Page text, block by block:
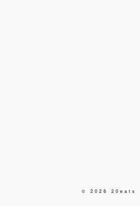
© 2026 20eats